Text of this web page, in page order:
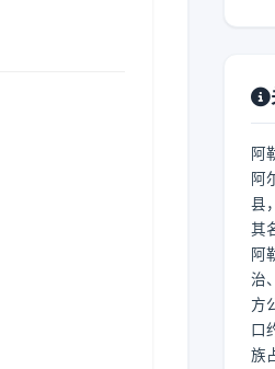
阿
阿
县
其
阿
治
方
口
族